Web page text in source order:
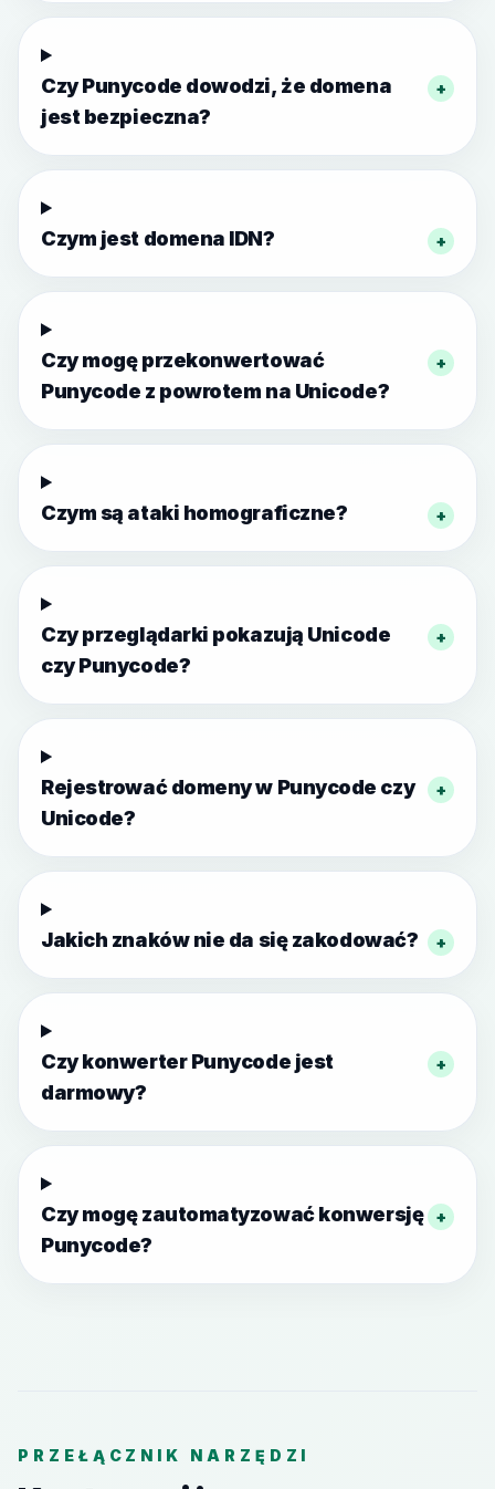
Czy Punycode dowodzi, że domena
jest bezpieczna?
+
Czym jest domena IDN? +
Czy mogę przekonwertować
Punycode z powrotem na Unicode?
+
Czym są ataki homograficzne? +
Czy przeglądarki pokazują Unicode
czy Punycode?
+
Rejestrować domeny w Punycode czy
Unicode?
+
Jakich znaków nie da się zakodować? +
Czy konwerter Punycode jest
darmowy?
+
Czy mogę zautomatyzować konwersję
Punycode?
+
PRZEŁĄCZNIK NARZĘDZI